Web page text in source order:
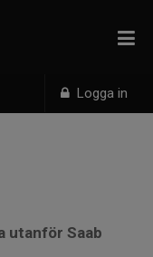
Logga in
utanför Saab